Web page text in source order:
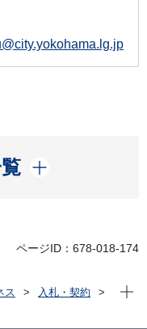
ページID：678-018-174
ス
入札・契約
現在